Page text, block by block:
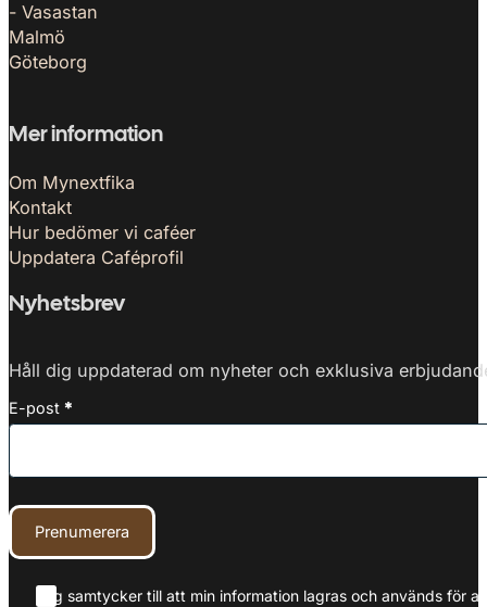
- Vasastan
Malmö
Göteborg
Mer information
Om Mynextfika
Kontakt
Hur bedömer vi caféer
Uppdatera Caféprofil
Nyhetsbrev
Håll dig uppdaterad om nyheter och exklusiva
E-post *
Prenumerera
Jag samtycker till att min information lagras och används för